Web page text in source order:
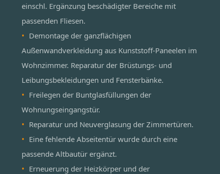
einschl. Ergänzung beschädigter Bereiche mit
passenden Fliesen.
Demontage der ganzflächigen
Außenwandverkleidung aus Kunststoff-Paneelen im
Wohnzimmer. Reparatur der Brüstungs- und
Leibungsbekleidungen und Fensterbänke.
Freilegen der Buntglasfüllungen der
Wohnungseingangstür.
Reparatur und Neuverglasung der Zimmertüren.
Eine fehlende Abseitentür wurde durch eine
passende Altbautür ergänzt.
Erneuerung der Heizkörper und der